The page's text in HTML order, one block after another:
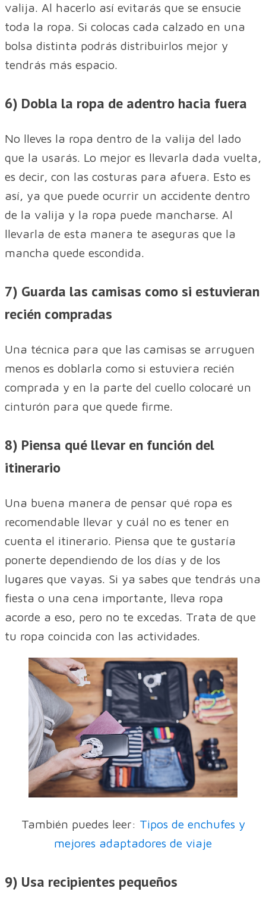
valija. Al hacerlo así evitarás que se ensucie
toda la ropa. Si colocas cada calzado en una
bolsa distinta podrás distribuirlos mejor y
tendrás más espacio.
6) Dobla la ropa de adentro hacia fuera
No lleves la ropa dentro de la valija del lado
que la usarás. Lo mejor es llevarla dada vuelta,
es decir, con las costuras para afuera. Esto es
así, ya que puede ocurrir un accidente dentro
de la valija y la ropa puede mancharse. Al
llevarla de esta manera te aseguras que la
mancha quede escondida.
7) Guarda las camisas como si estuvieran
recién compradas
Una técnica para que las camisas se arruguen
menos es doblarla como si estuviera recién
comprada y en la parte del cuello colocaré un
cinturón para que quede firme.
8) Piensa qué llevar en función del
itinerario
Una buena manera de pensar qué ropa es
recomendable llevar y cuál no es tener en
cuenta el itinerario. Piensa que te gustaría
ponerte dependiendo de los días y de los
lugares que vayas. Si ya sabes que tendrás una
fiesta o una cena importante, lleva ropa
acorde a eso, pero no te excedas. Trata de que
tu ropa coincida con las actividades.
También puedes leer: Tipos de enchufes y
mejores adaptadores de viaje
9) Usa recipientes pequeños